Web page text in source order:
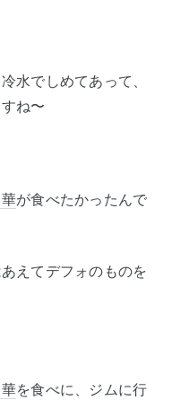
水でしめてあって、
ね〜
が食べたかったんで
えてデフォのものを
を食べに、ジムに行